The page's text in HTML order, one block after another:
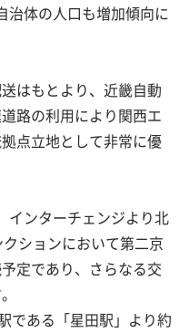
治体の人口も増加傾向に
はもとより、近畿自動
路の利用により関西エ
点立地として非常に優
インターチェンジより北
ションにおいて第二京
定であり、さらなる交
である「星田駅」より約